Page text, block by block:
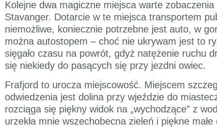
Kolejne dwa magiczne miejsca warte
Stavanger. Dotarcie w te miejsca transportem
niemożliwe, koniecznie potrzebne jest auto, w
można autostopem – choć nie ukrywam jest to
sięgało czasu na powrót, gdyż natężenie ruchu
się niekiedy do pasących się przy jezdni owiec.
Frafjord to urocza miejscowość. Miejscem
odwiedzenia jest dolina przy wjeździe do
rozciąga się piękny widok na „wychodzące” z
urzekła mnie wszechobecna zieleń i piękne